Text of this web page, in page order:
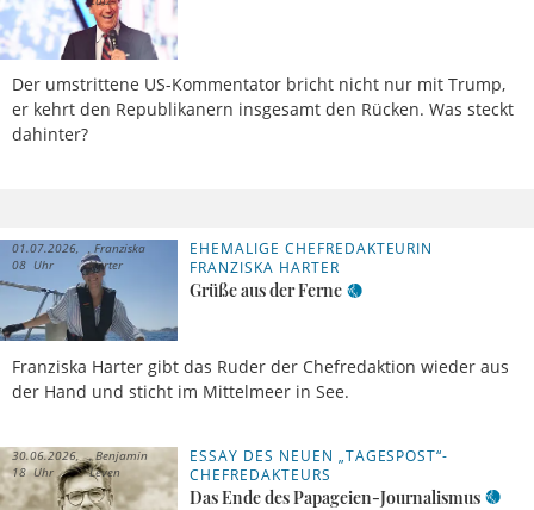
Der umstrittene US-Kommentator bricht nicht nur mit Trump,
er kehrt den Republikanern insgesamt den Rücken. Was steckt
dahinter?
EHEMALIGE CHEFREDAKTEURIN
FRANZISKA HARTER
Grüße aus der Ferne
Franziska Harter gibt das Ruder der Chefredaktion wieder aus
der Hand und sticht im Mittelmeer in See.
01.07.2026,
08 Uhr
Franziska
Harter
ESSAY DES NEUEN „TAGESPOST“-
CHEFREDAKTEURS
Das Ende des Papageien-Journalismus
30.06.2026,
18 Uhr
Benjamin
Leven